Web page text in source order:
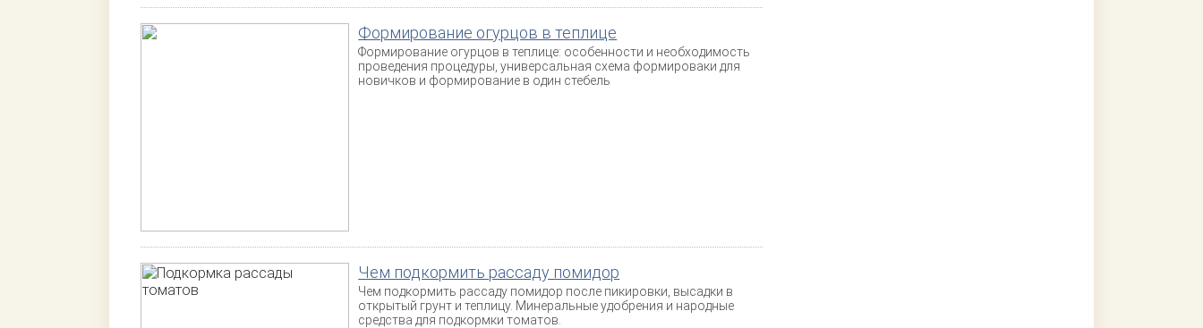
Формирование огурцов в теплице
Формирование огурцов в теплице: особенности и необходимость
проведения процедуры, универсальная схема формироваки для
новичков и формирование в один стебель
Чем подкормить рассаду помидор
Чем подкормить рассаду помидор после пикировки, высадки в
открытый грунт и теплицу. Минеральные удобрения и народные
средства для подкормки томатов.